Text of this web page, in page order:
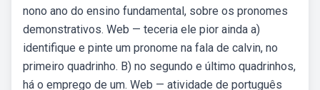
nono ano do ensino fundamental, sobre os pronomes
demonstrativos. Web — teceria ele pior ainda a)
identifique e pinte um pronome na fala de calvin, no
primeiro quadrinho. B) no segundo e último quadrinhos,
há o emprego de um. Web — atividade de português